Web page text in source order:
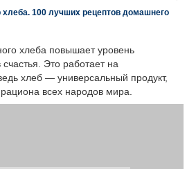
100 лучших рецептов домашнего
хлеба повышает уровень
Это работает на
хлеб — универсальный продукт,
всех народов мира.